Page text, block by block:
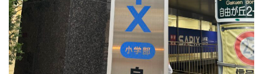
が
あ
り